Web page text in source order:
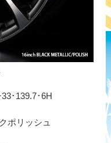
･139.7･6H
ポリッシュ